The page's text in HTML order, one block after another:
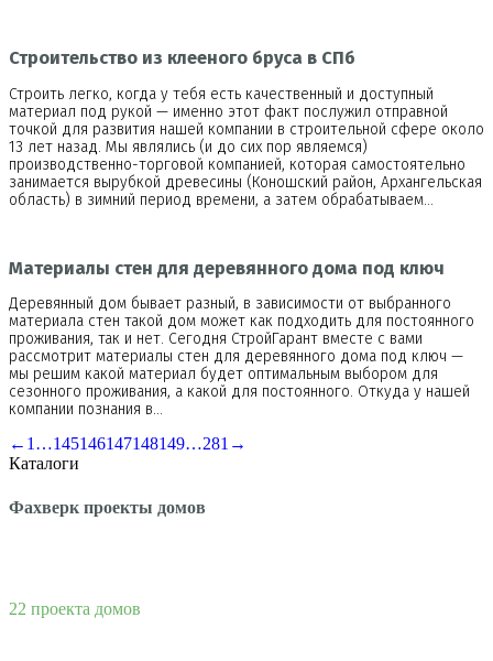
Строительство из клееного бруса в СПб
Строить легко, когда у тебя есть качественный и доступный
материал под рукой — именно этот факт послужил отправной
точкой для развития нашей компании в строительной сфере около
13 лет назад. Мы являлись (и до сих пор являемся)
производственно-торговой компанией, которая самостоятельно
занимается вырубкой древесины (Коношский район, Архангельская
область) в зимний период времени, а затем обрабатываем…
Материалы стен для деревянного дома под ключ
Деревянный дом бывает разный, в зависимости от выбранного
материала стен такой дом может как подходить для постоянного
проживания, так и нет. Сегодня СтройГарант вместе с вами
рассмотрит материалы стен для деревянного дома под ключ —
мы решим какой материал будет оптимальным выбором для
сезонного проживания, а какой для постоянного. Откуда у нашей
компании познания в…
← 1 …145146147148149…281 →
Каталоги
Фахверк проекты домов
22 проекта домов